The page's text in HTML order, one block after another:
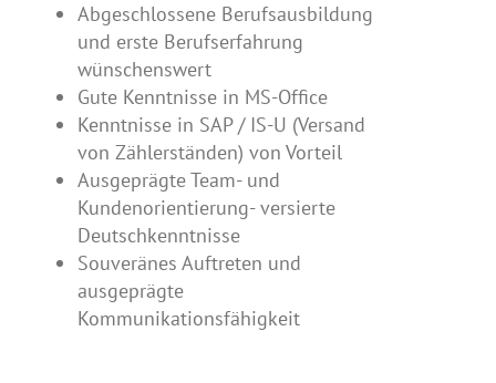
Abgeschlossene Berufsausbildung
und erste Berufserfahrung
wünschenswert
Gute Kenntnisse in MS-Office
Kenntnisse in SAP / IS-U (Versand
von Zählerständen) von Vorteil
Ausgeprägte Team- und
Kundenorientierung- versierte
Deutschkenntnisse
Souveränes Auftreten und
ausgeprägte
Kommunikationsfähigkeit